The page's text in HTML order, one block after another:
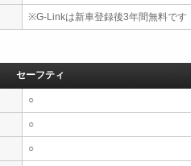
※G-Linkは新車登録後3年間無料です
セーフティ
○
○
○